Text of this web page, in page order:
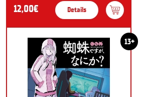
12,00€ Details
13+